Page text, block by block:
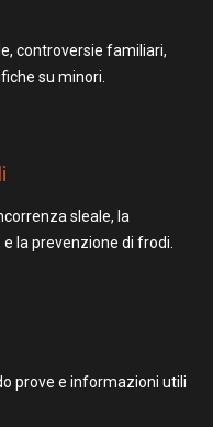
controversie familiari,
su minori.
sleale, la
la prevenzione di frodi.
prove e informazioni utili